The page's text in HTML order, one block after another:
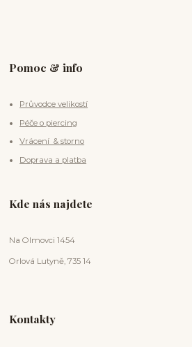
Pomoc & info
Průvodce velikostí
Péče o piercing
Vrácení & storno
Doprava a platba
Kde nás najdete
Na Olmovci 1454
Orlová Lutyně, 735 14
Kontakty